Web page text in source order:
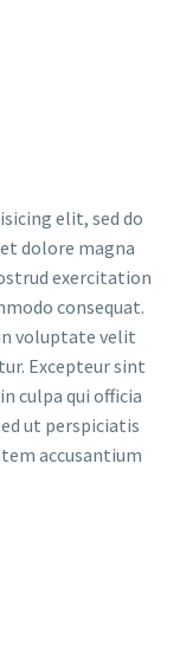
elit, sed do
dolore magna
exercitation
consequat.
voluptate velit
Excepteur sint
culpa qui officia
ut perspiciatis
accusantium